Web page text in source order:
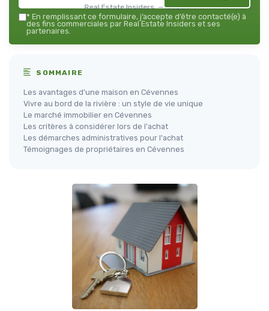
Real Estate Insiders — 2026
* En remplissant ce formulaire, j’accepte d’être contacté(e) à
des fins commerciales par Real Estate Insiders et ses
partenaires.
SOMMAIRE
Les avantages d'une maison en Cévennes
Vivre au bord de la rivière : un style de vie unique
Le marché immobilier en Cévennes
Les critères à considérer lors de l'achat
Les démarches administratives pour l'achat
Témoignages de propriétaires en Cévennes